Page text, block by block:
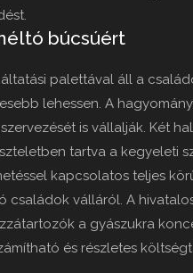
búcsúért
palettával áll a
lehessen. A
is vállalják. Két
tartva a kegyeleti
kapcsolatos teljes
családok válláról. A
a gyászukra
és részletes